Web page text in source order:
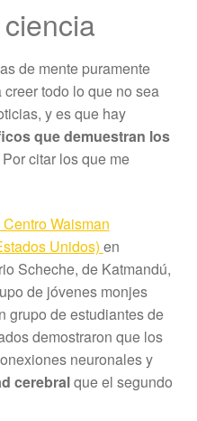
de mente puramente
todo lo que no sea
y es que hay
que demuestran los
citar los que me
Waisman
Unidos) en
Scheche, de Katmandú,
de jóvenes monjes
grupo de estudiantes de
demostraron que los
neuronales y
cerebralque el segundo